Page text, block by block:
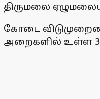
திருமலை
கோடை
அறைகளில் உள்ள 31